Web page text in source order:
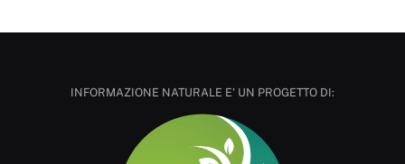
INFORMAZIONE NATURALE E' UN PROGETTO DI: